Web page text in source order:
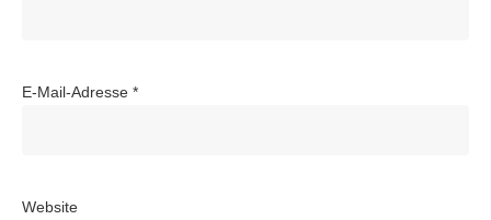
E-Mail-Adresse *
Website